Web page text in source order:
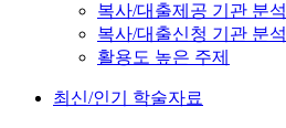
복사/대출제공 기관 분석
복사/대출신청 기관 분석
활용도 높은 주제
최신/인기 학술자료